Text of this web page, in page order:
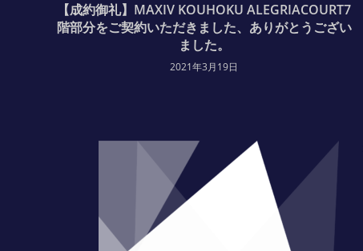
【成約御礼】MAXIV KOUHOKU ALEGRIACOURT7
階部分をご契約いただきました、ありがとうござい
ました。
2021年3月19日